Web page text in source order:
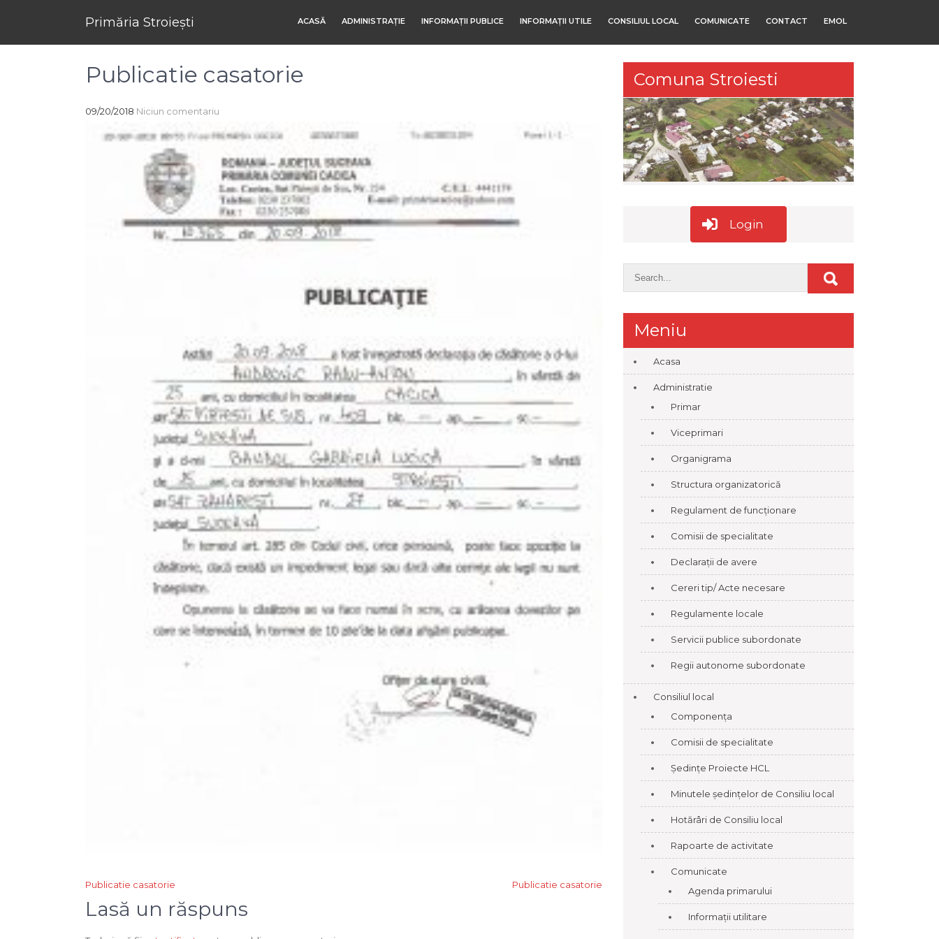
Primăria Stroiești ACASĂ ADMINISTRAȚIE INFORMAȚII PUBLICE INFORMAȚII UTILE CONSILIUL LOCAL COMUNICATE CONTACT EMOL
Publicatie casatorie
09/20/2018 Niciun comentariu
Navigare
în
Publicatie casatorie Publicatie casatorie
Lasă un răspuns
Comuna Stroiesti
Login
Meniu
Acasa
Administratie
Primar
Viceprimari
Organigrama
Structura organizatorică
Regulament de funcționare
Comisii de specialitate
Declarații de avere
Cereri tip/ Acte necesare
Regulamente locale
Servicii publice subordonate
Regii autonome subordonate
Consiliul local
Componența
Comisii de specialitate
Ședințe Proiecte HCL
Minutele ședințelor de Consiliu local
Hotărâri de Consiliu local
Rapoarte de activitate
Comunicate
Agenda primarului
Informații utilitare